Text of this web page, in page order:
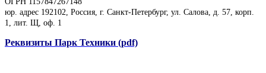
юр. адрес 192102, Россия, г. Санкт-Петербург, ул. Салова, д. 57, корп.
1, лит. Щ, оф. 1
Реквизиты Парк Техники (pdf)